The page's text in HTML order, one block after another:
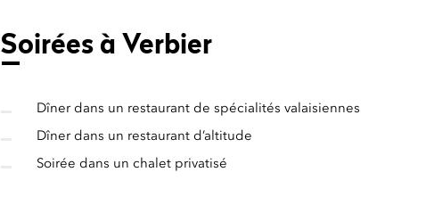
Soirées à Verbier
Dîner dans un restaurant de spécialités valaisiennes
Dîner dans un restaurant d’altitude
Soirée dans un chalet privatisé